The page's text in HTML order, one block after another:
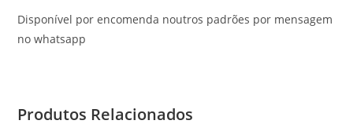
Disponível por encomenda noutros padrões por mensagem
no whatsapp
Produtos Relacionados